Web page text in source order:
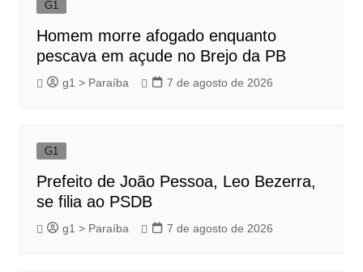
G1
Homem morre afogado enquanto
pescava em açude no Brejo da PB
g1 > Paraíba 7 de agosto de 2026
G1
Prefeito de João Pessoa, Leo Bezerra,
se filia ao PSDB
g1 > Paraíba 7 de agosto de 2026